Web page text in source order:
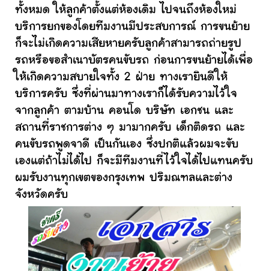
ทั้งหมด ให้ลูกค้าตั้งแต่ห้องเดิม ไปจนถึงห้องใหม่
บริการยกของโดยทีมงานมีประสบการณ์ การขนย้าย
ก็จะไม่เกิดความเสียหายครับลูกค้าสามารถถ่ายรูป
รถหรือขอสำเนาบัตรคนขับรถ ก่อนการขนย้ายได้เพื่อ
ให้เกิดความสบายใจทั้ง 2 ฝ่าย ทางเรายินดีให้
บริการครับ ซึ่งที่ผ่านมาทางเราก็ได้รับความไว้ใจ
จากลูกค้า ตามบ้าน คอนโด บริษัท เอกชน และ
สถานที่ราชการต่าง ๆ มามากครับ เด็กติดรถ และ
คนขับรถพูดจาดี เป็นกันเอง ซึ่งปกติแล้วผมจะขับ
เองแต่ถ้าไม่ได้ไป ก็จะมีทีมงานที่ไว้ใจได้ไปแทนครับ
ผมรับงานทุกเขตของกรุงเทพ ปริมณฑลและต่าง
จังหวัดครับ